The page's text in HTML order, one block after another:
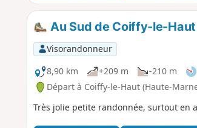
Au Sud de Coiffy-le-Haut
Visorandonneur
8,90 km
+209 m -210 m
Départ à Coiffy-le-Haut (Haute-
Très jolie petite randonnée, surtout en